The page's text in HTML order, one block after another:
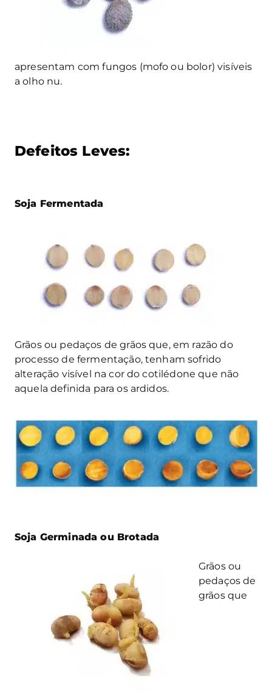
apresentam com fungos (mofo ou bolor) visíveis
a olho nu.
Defeitos Leves:
Soja Fermentada
Grãos ou pedaços de grãos que, em razão do
processo de fermentação, tenham sofrido
alteração visível na cor do cotilédone que não
aquela definida para os ardidos.
Soja Germinada ou Brotada
Grãos ou
pedaços de
grãos que